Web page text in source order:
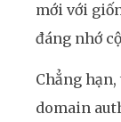
mới với
đáng nhớ
Chẳng
domain